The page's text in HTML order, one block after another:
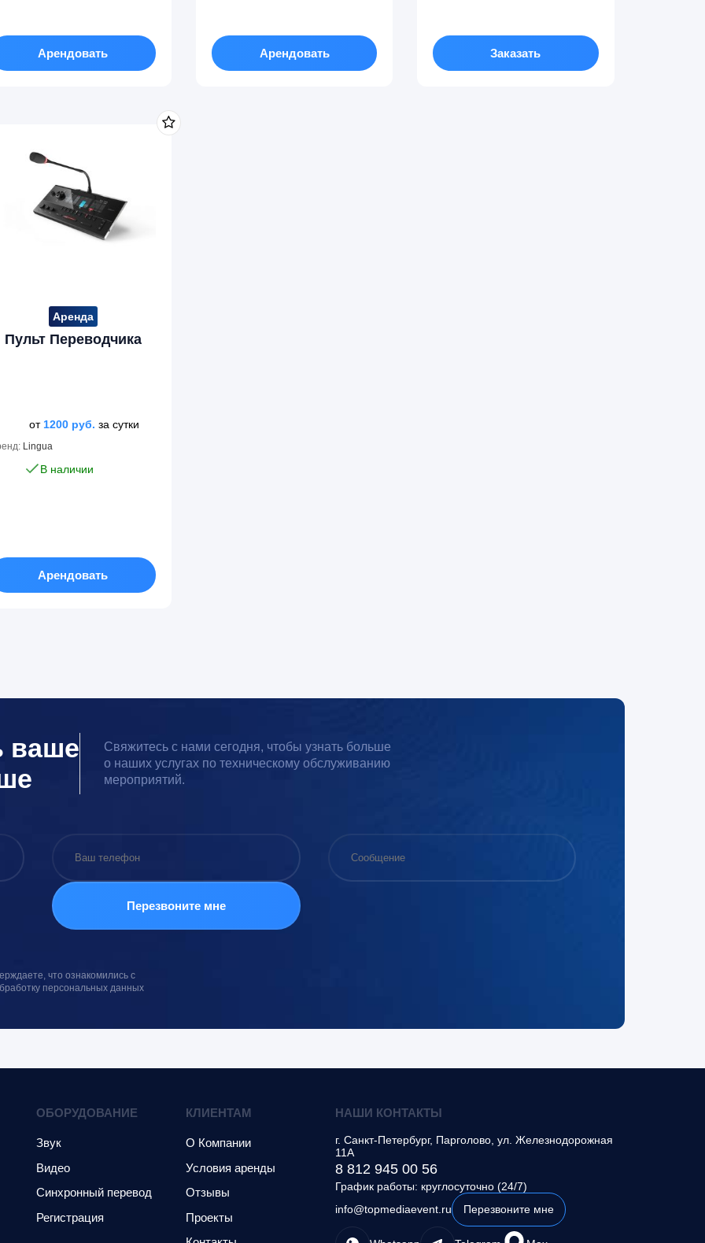
Арендовать Арендовать Заказать
Аренда
Пульт Переводчика
от1200 руб. за сутки
Lingua
В наличии
Арендовать
ваше
Свяжитесь с нами сегодня, чтобы узнать больше
о наших услугах по техническому обслуживанию
мероприятий.
что ознакомились с
персональных данных
ОБОРУДОВАНИЕ
Звук
Видео
Синхронный перевод
Регистрация
КЛИЕНТАМ
О Компании
Условия аренды
Отзывы
Проекты
НАШИ КОНТАКТЫ
г. Санкт-Петербург, Парголово, ул. Железнодорожная
11А
8 812 945 00 56
График работы: круглосуточно (24/7)
info@topmediaevent.ru
Перезвоните мне